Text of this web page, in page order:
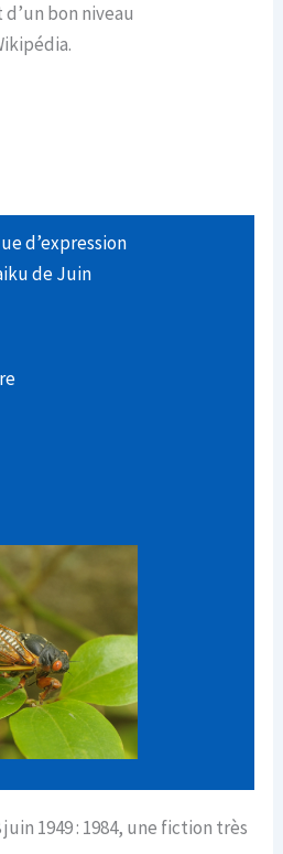
bon niveau
d’expression
de Juin
juin 1949 : 1984, une fiction très